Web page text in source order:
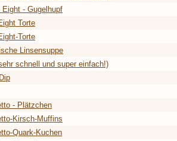
Eight - Gugelhupf
Torte
Torte
Linsensuppe
schnell und super einfach!)
- Plätzchen
Kirsch-Muffins
Quark-Kuchen